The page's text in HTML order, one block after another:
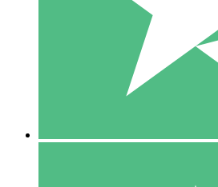
1 Nedladdningar
10 00